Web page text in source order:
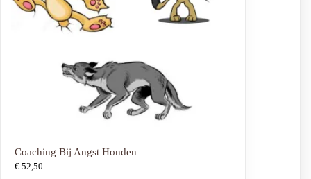
Coaching Bij Angst Honden
€ 52,50